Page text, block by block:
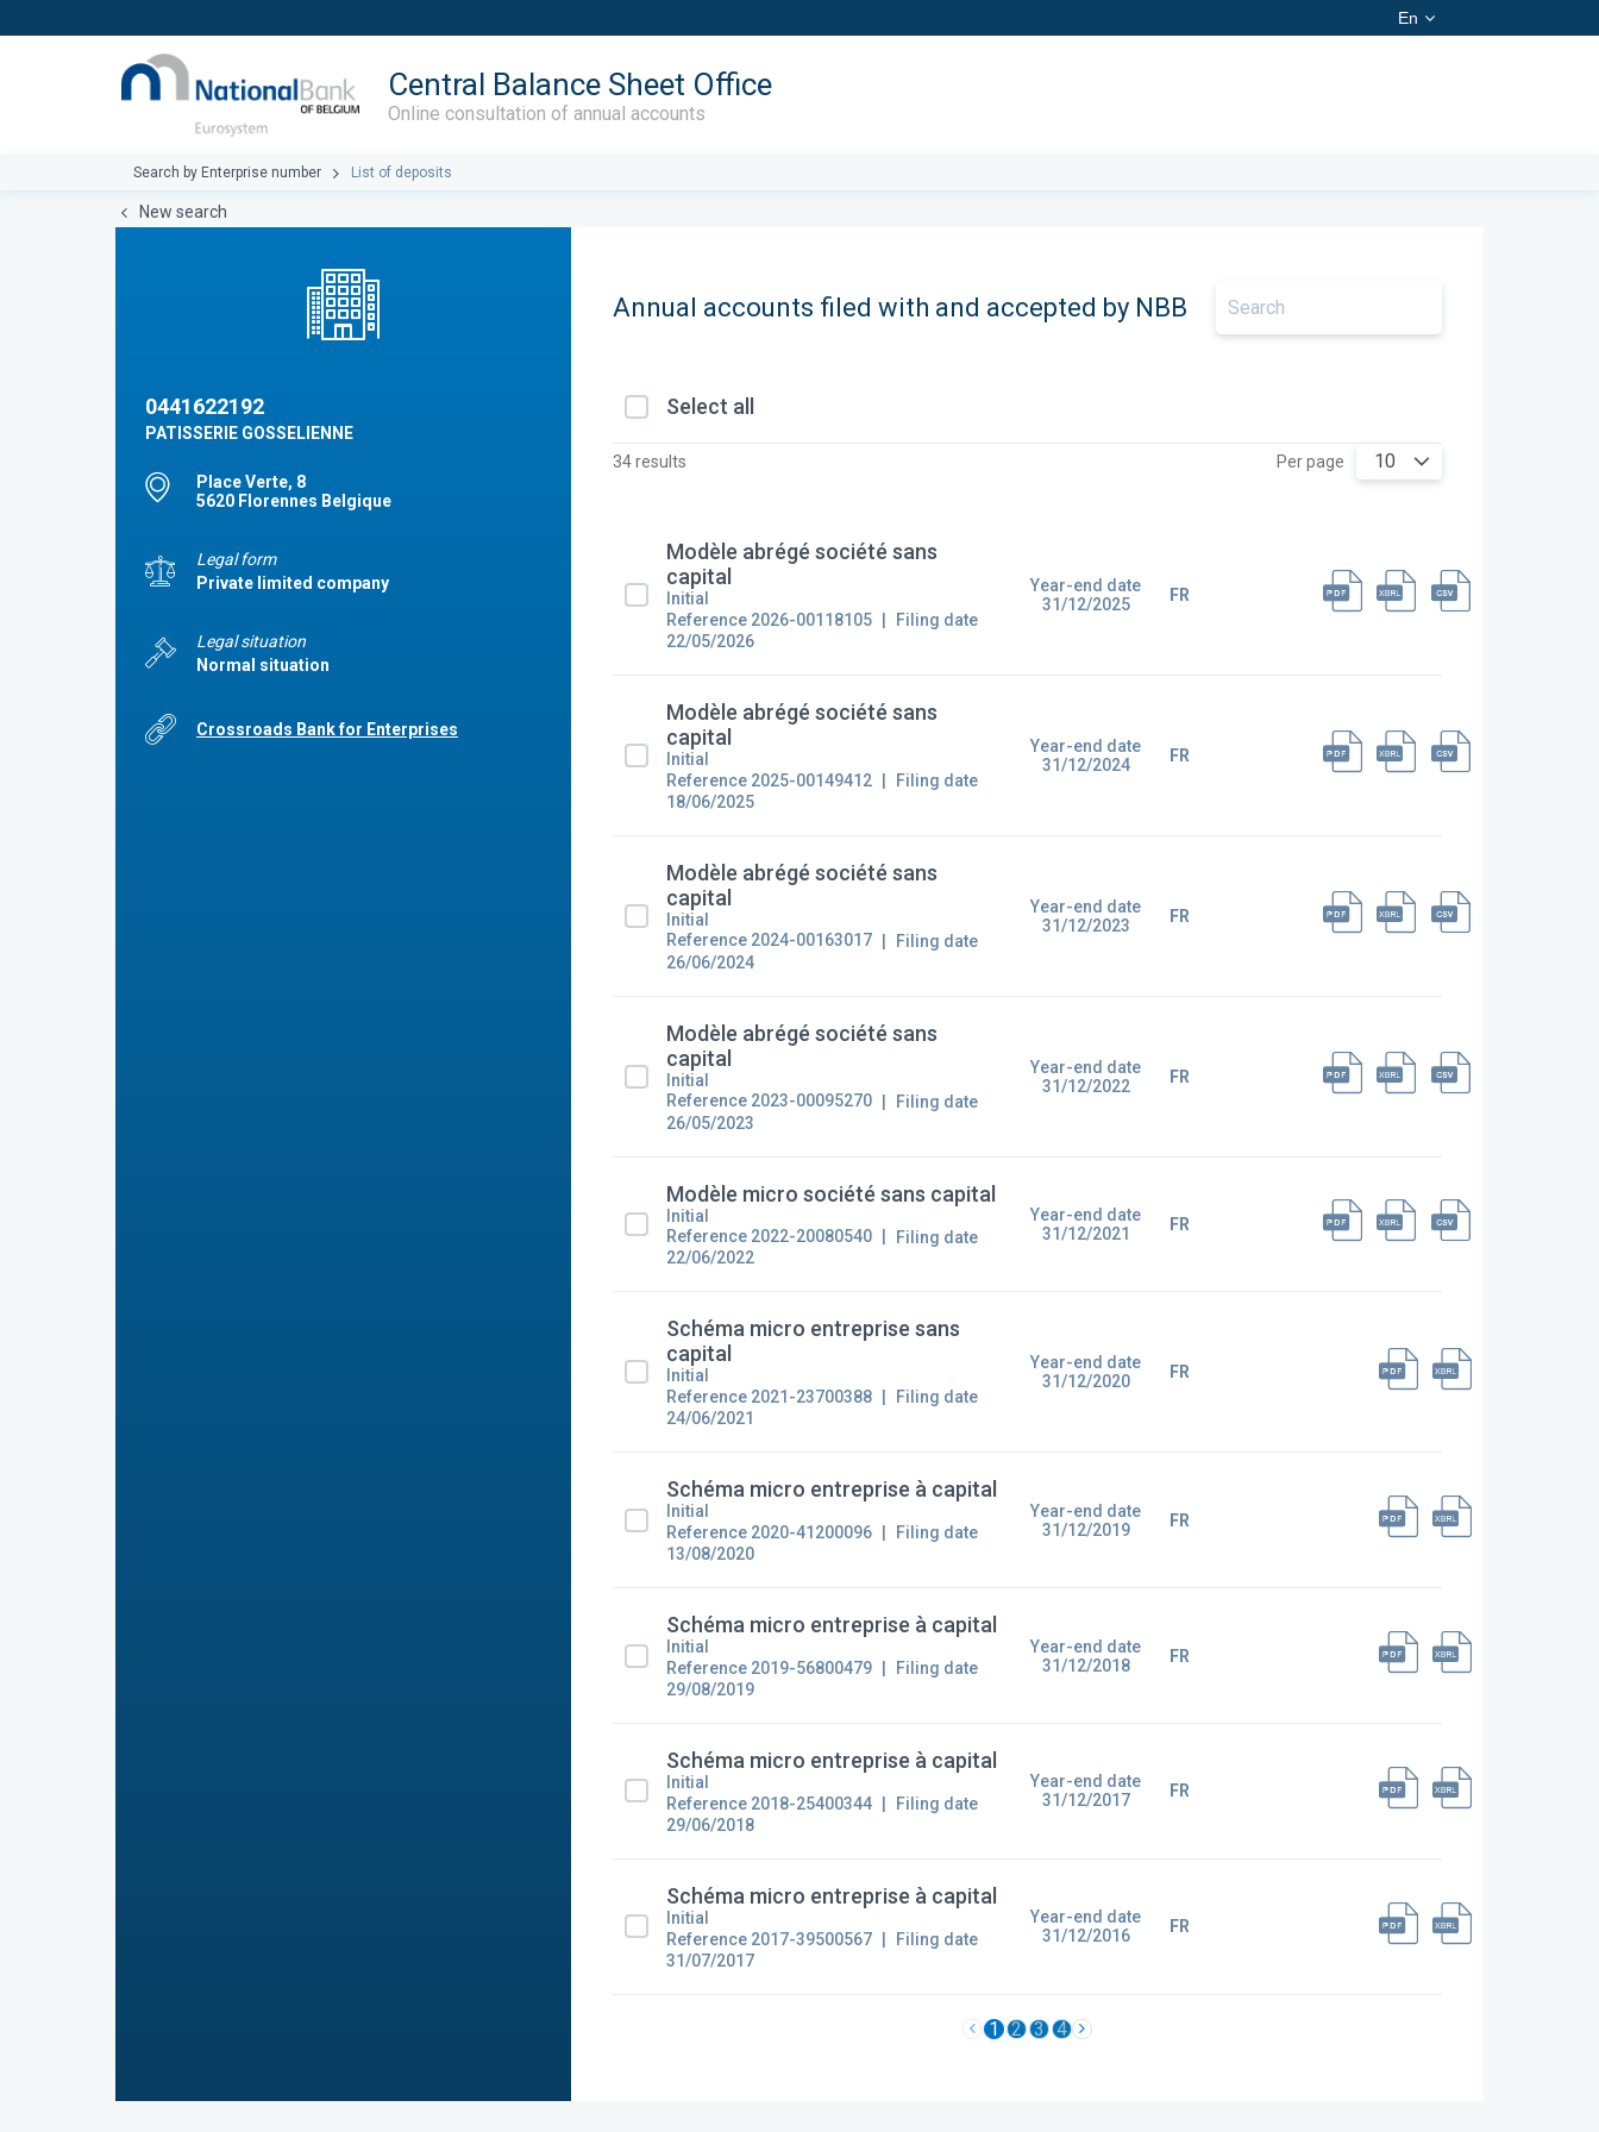
En
Central Balance Sheet Office
Online consultation of annual accounts
Search by Enterprise number List of deposits
New search
0441622192
PATISSERIE GOSSELIENNE
Place Verte, 8
5620 Florennes Belgique
Legal form
Private limited company
Legal situation
Normal situation
Crossroads Bank for Enterprises
Annual accounts filed with and accepted by NBB
Select all
34 results Per page 10
Modèle abrégé société sans
capital
Initial
Reference 2026-00118105
Filing date
22/05/2026
Year-end date
31/12/2025
FR
Modèle abrégé société sans
capital
Initial
Reference 2025-00149412
Filing date
18/06/2025
Year-end date
31/12/2024
FR
Modèle abrégé société sans
capital
Initial
Reference 2024-00163017
Filing date
26/06/2024
Year-end date
31/12/2023
FR
Modèle abrégé société sans
capital
Initial
Reference 2023-00095270
Filing date
26/05/2023
Year-end date
31/12/2022
FR
Modèle micro société sans capital
Initial
Reference 2022-20080540
Filing date
22/06/2022
Year-end date
31/12/2021
FR
Schéma micro entreprise sans
capital
Initial
Reference 2021-23700388
Filing date
24/06/2021
Year-end date
31/12/2020
FR
Schéma micro entreprise à capital
Initial
Reference 2020-41200096
Filing date
13/08/2020
Year-end date
31/12/2019
FR
Schéma micro entreprise à capital
Initial
Reference 2019-56800479
Filing date
29/08/2019
Year-end date
31/12/2018
FR
Schéma micro entreprise à capital
Initial
Reference 2018-25400344
Filing date
29/06/2018
Year-end date
31/12/2017
FR
Schéma micro entreprise à capital
Initial
Reference 2017-39500567
Filing date
31/07/2017
Year-end date
31/12/2016
FR
1 2 3 4